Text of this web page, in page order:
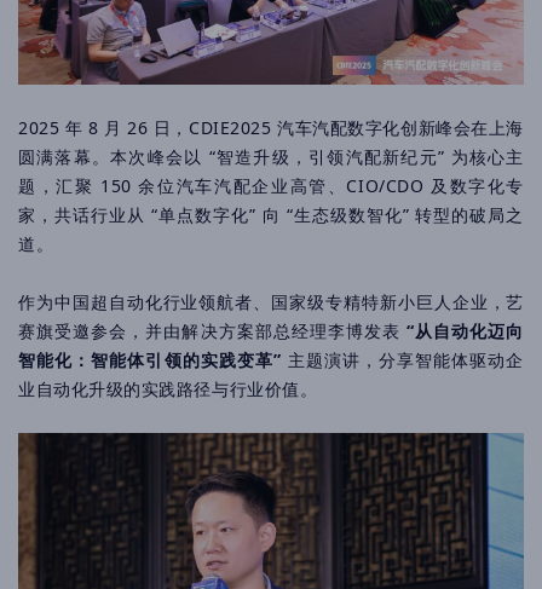
2025 年 8 月 26 日，CDIE2025 汽车汽配数字化创新峰会在上海
圆满落幕。本次峰会以 “智造升级，引领汽配新纪元” 为核心主
题，汇聚 150 余位汽车汽配企业高管、 CIO/CDO 及数字化专
家，共话行业从 “单点数字化” 向 “生态级数智化” 转型的破局之
道。
作为中国超自动化行业领航者、国家级专精特新小巨人企业，艺
赛旗受邀参会，并由解决方案部总经理李博发表 “从自动化迈向
智能化：智能体引领的实践变革” 主题演讲，分享智能体驱动企
业自动化升级的实践路径与行业价值。